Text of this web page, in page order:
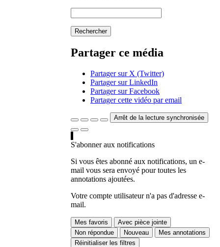
Rechercher
Partager ce média
Partager sur X (Twitter)
Partager sur LinkedIn
Partager sur Facebook
Partager cette vidéo par email
Arrêt de la lecture synchronisée
S'abonner aux notifications
Si vous êtes abonné aux notifications, un e-
mail vous sera envoyé pour toutes les
annotations ajoutées.
Votre compte utilisateur n'a pas d'adresse e-
mail.
Mes favoris
Avec pièce jointe
Non répondue
Nouveau
Mes annotations
Réinitialiser les filtres